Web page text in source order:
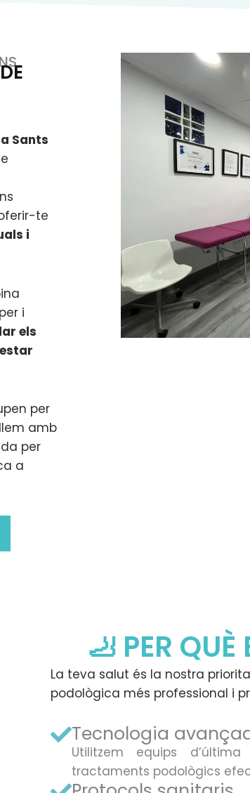
Sants
te
i
i
els
per
amb
per
a
🦶 PER QUÈ
La teva salut és la nostra
podològica més professional i
Tecnologia
Utilitzem equips
tractaments podològics